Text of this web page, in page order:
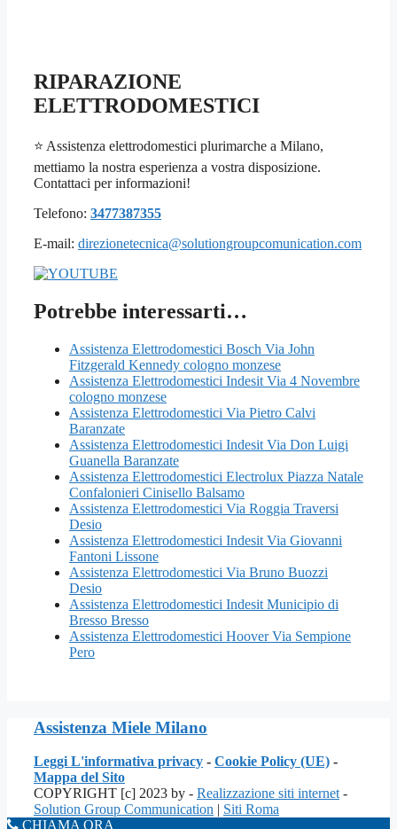
RIPARAZIONE
ELETTRODOMESTICI
⭐ Assistenza elettrodomestici plurimarche a Milano,
mettiamo la nostra esperienza a vostra disposizione.
Contattaci per informazioni!
Telefono: 3477387355
E-mail: direzionetecnica@solutiongroupcomunication.com
Potrebbe interessarti…
Assistenza Elettrodomestici Bosch Via John
Fitzgerald Kennedy cologno monzese
Assistenza Elettrodomestici Indesit Via 4 Novembre
cologno monzese
Assistenza Elettrodomestici Via Pietro Calvi
Baranzate
Assistenza Elettrodomestici Indesit Via Don Luigi
Guanella Baranzate
Assistenza Elettrodomestici Electrolux Piazza Natale
Confalonieri Cinisello Balsamo
Assistenza Elettrodomestici Via Roggia Traversi
Desio
Assistenza Elettrodomestici Indesit Via Giovanni
Fantoni Lissone
Assistenza Elettrodomestici Via Bruno Buozzi
Desio
Assistenza Elettrodomestici Indesit Municipio di
Bresso Bresso
Assistenza Elettrodomestici Hoover Via Sempione
Pero
Assistenza Miele Milano
Leggi L'informativa privacy - Cookie Policy (UE) -
Mappa del Sito
COPYRIGHT [c] 2023 by - Realizzazione siti internet -
Solution Group Communication | Siti Roma
CHIAMA ORA